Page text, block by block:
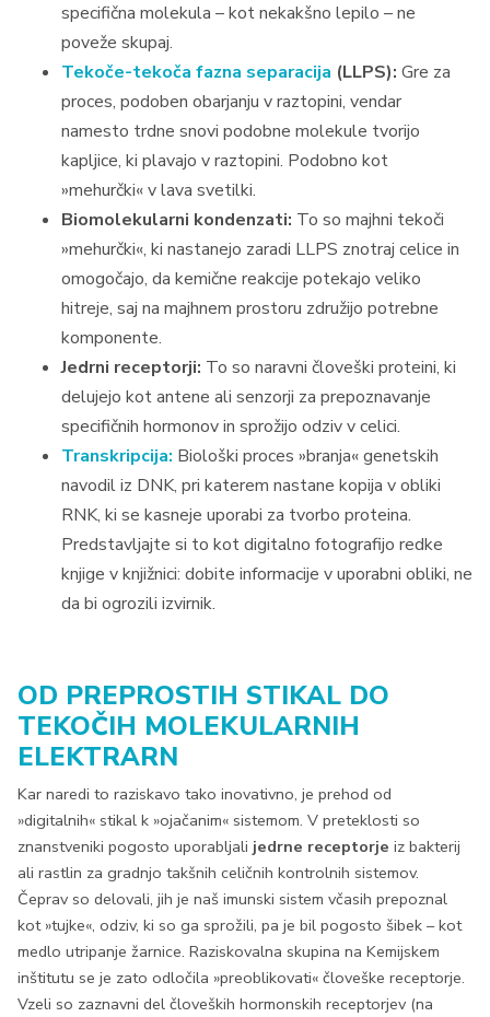
specifična molekula – kot nekakšno lepilo – ne
poveže skupaj.
Tekoče-tekoča fazna separacija (LLPS): Gre za
proces, podoben obarjanju v raztopini, vendar
namesto trdne snovi podobne molekule tvorijo
kapljice, ki plavajo v raztopini. Podobno kot
»mehurčki« v lava svetilki.
Biomolekularni kondenzati: To so majhni tekoči
»mehurčki«, ki nastanejo zaradi LLPS znotraj celice in
omogočajo, da kemične reakcije potekajo veliko
hitreje, saj na majhnem prostoru združijo potrebne
komponente.
Jedrni receptorji: To so naravni človeški proteini, ki
delujejo kot antene ali senzorji za prepoznavanje
specifičnih hormonov in sprožijo odziv v celici.
Transkripcija: Biološki proces »branja« genetskih
navodil iz DNK, pri katerem nastane kopija v obliki
RNK, ki se kasneje uporabi za tvorbo proteina.
Predstavljajte si to kot digitalno fotografijo redke
knjige v knjižnici: dobite informacije v uporabni obliki, ne
da bi ogrozili izvirnik.
OD PREPROSTIH STIKAL DO
TEKOČIH MOLEKULARNIH
ELEKTRARN
Kar naredi to raziskavo tako inovativno, je prehod od
»digitalnih« stikal k »ojačanim« sistemom. V preteklosti so
znanstveniki pogosto uporabljali jedrne receptorje iz bakterij
ali rastlin za gradnjo takšnih celičnih kontrolnih sistemov.
Čeprav so delovali, jih je naš imunski sistem včasih prepoznal
kot »tujke«, odziv, ki so ga sprožili, pa je bil pogosto šibek – kot
medlo utripanje žarnice. Raziskovalna skupina na Kemijskem
inštitutu se je zato odločila »preoblikovati« človeške receptorje.
Vzeli so zaznavni del človeških hormonskih receptorjev (na